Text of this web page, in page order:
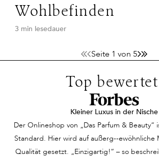
Wohlbefinden
3 min lesedauer
Seite 1 von 5
Top
Kleiner Luxus in der Nische
Der Onlineshop von „Das Parfum & Beauty“
Standard. Hier wird auf außerg--ewöhnliche
Qualität gesetzt. „Einzigartig!“ – so